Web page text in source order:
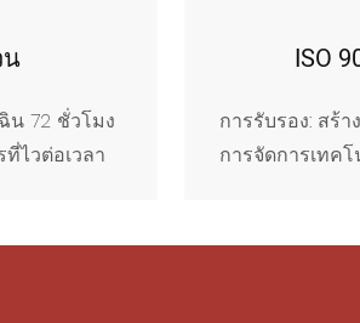
น 72 ชั่วโมง
ไวต่อเวลา
ISO
การรับรอง: สร้
การจัดการเทค